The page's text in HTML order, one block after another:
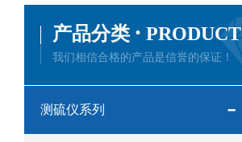
产品分类 · PRODUCT
我们相信合格的产品是信誉的保证！
测硫仪系列